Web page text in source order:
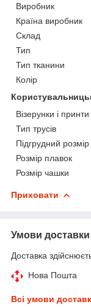
Виробник
Країна виробник
Склад
Тип
Тип тканини
Колір
Візерунки і принти
Тип трусів
Підгрудний розмір
Розмір плавок
Розмір чашки
Приховати
Умови доставки
Доставка
Нова Пошта
Всі умови